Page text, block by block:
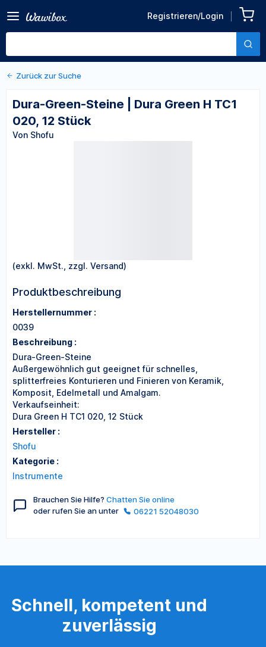
Registrieren/Login
Green H TC1 020, 12 Stück
Von Shofu
Zurück zu den Produktdetails
Zurück zur Suche
Dura-Green-Steine | Dura Green H TC1
020, 12 Stück
Von Shofu
(exkl. MwSt., zzgl. Versand)
Produktbeschreibung
Herstellernummer :
0039
Beschreibung :
Dura-Green-Steine
Außergewöhnlich gut geeignet für schnelles,
splitterfreies Konturieren und Finieren von Keramik,
Komposit, Edelmetall und Amalgam.
Verkaufseinheit:
Dura Green H TC1 020, 12 Stück
Hersteller :
Shofu
Kategorie :
Instrumente
Brauchen Sie Hilfe? Chatten Sie online
oder rufen Sie an unter
06221 52048030
Schnell, kompetent und
zuverlässig